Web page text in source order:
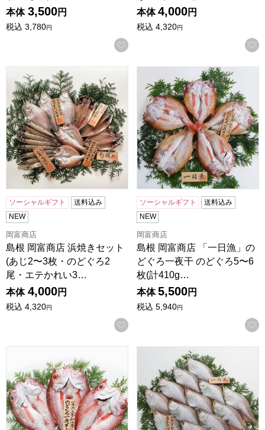
本体 3,500円
税込 3,780円
お気に入りに登録する
本体 4,000円
税込 4,320円
島根 岡富商店 浜焼きセット(あじ2〜3枚・のどぐろ2尾・エ
ソーシャルギフト
送料込み
NEW
岡富商店
島根 岡富商店 浜焼きセット
(あじ2〜3枚・のどぐろ2
尾・エテかれい3…
本体 4,000円
税込 4,320円
お気に入りに登録する
島根 岡富商店 「一日漁」の
ソーシャルギフト
送料込み
NEW
岡富商店
島根 岡富商店 「一日漁」の
どぐろ一夜干 のどぐろ5〜6
枚(計410g…
本体 5,500円
税込 5,940円
島根 岡富商店 「一日漁」のどぐろ一夜干 のどぐろ3〜5枚(
島根 岡富商店 「一日漁」か